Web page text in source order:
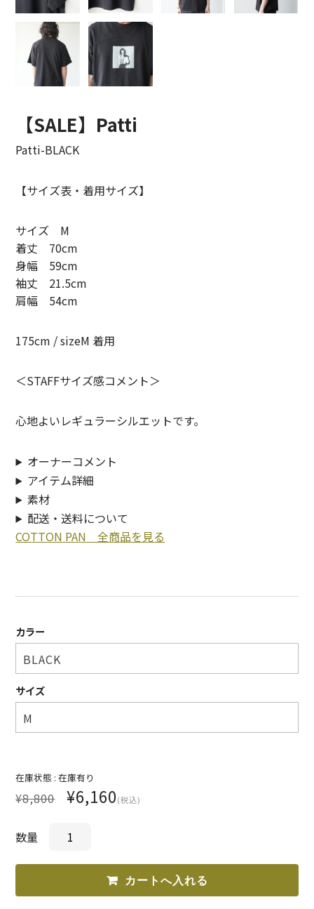
LIFiLL【リフィル】
MIZUNO【ミズノ】
NEZU YOHIN TEN【ネズヨウヒンテン】
New balnace【ニューバランス】
ORuKuBET【オルクベット】
Product Twelve【プロダクトトゥエルブ】
REMI RELIEF【レミレリーフ】
saby【サバイ】
ULTERIOR【アルテリア】
URU TOKYO【ウル トーキョー】
Willow Pants 【ウィローパンツ】
WEST’S OVERALLS【ウエストオーバーオールズ】
ITEM
SHIRT
KNIT
PANTS
HAT & CAP
SHOES
【SALE】Patti
Patti-BLACK
【サイズ表・着用サイズ】
サイズ M
着丈 70cm
身幅 59cm
袖丈 21.5cm
肩幅 54cm
175cm / sizeM 着用
＜STAFFサイズ感コメント＞
心地よいレギュラーシルエットです。
オーナーコメント
アイテム詳細
素材
配送・送料について
COTTON PAN 全商品を見る
カラー
サイズ
在庫状態 :在庫有り
¥8,800 ¥6,160(税込)
数量